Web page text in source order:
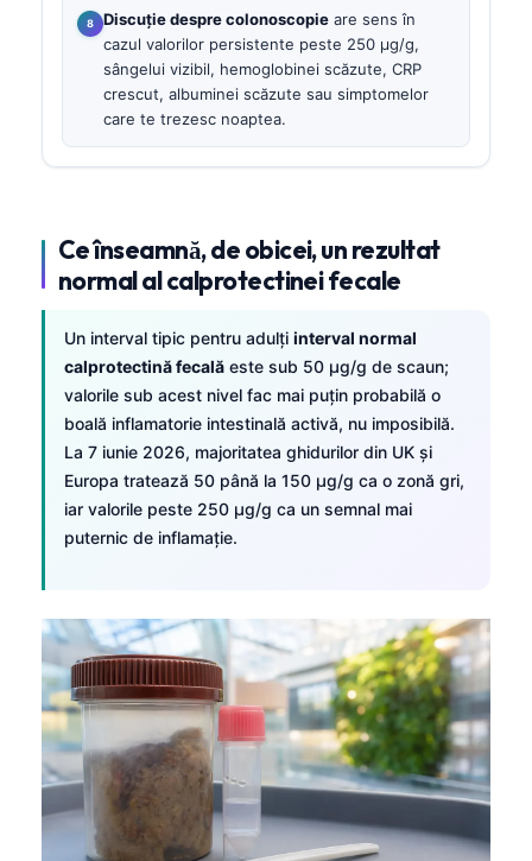
Discuție despre colonoscopie are sens în
cazul valorilor persistente peste 250 µg/g,
sângelui vizibil, hemoglobinei scăzute, CRP
crescut, albuminei scăzute sau simptomelor
care te trezesc noaptea.
Ce înseamnă, de obicei, un rezultat
normal al calprotectinei fecale
Un interval tipic pentru adulți interval normal
calprotectină fecală este sub 50 µg/g de scaun;
valorile sub acest nivel fac mai puțin probabilă o
boală inflamatorie intestinală activă, nu imposibilă.
La 7 iunie 2026, majoritatea ghidurilor din UK și
Europa tratează 50 până la 150 µg/g ca o zonă gri,
iar valorile peste 250 µg/g ca un semnal mai
puternic de inflamație.